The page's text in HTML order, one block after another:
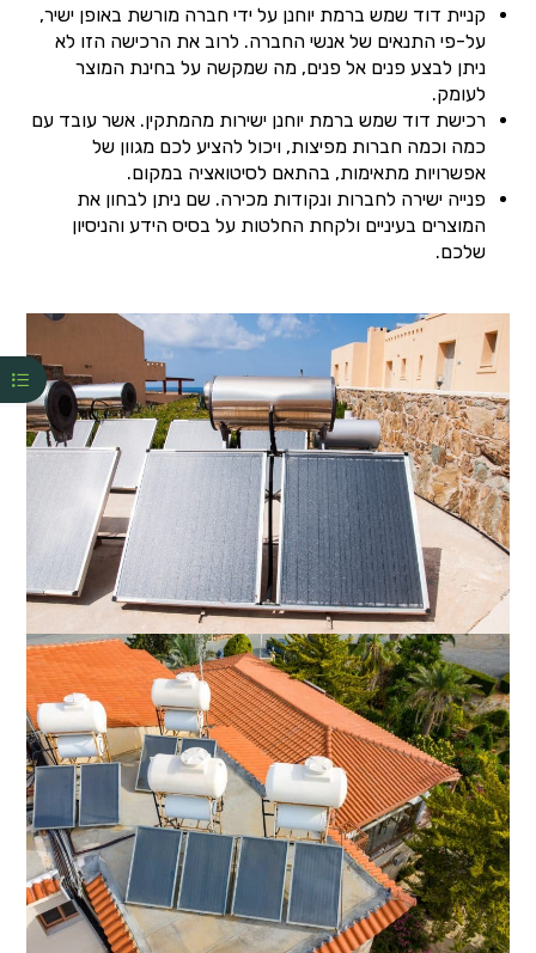
קניית דוד שמש ברמת יוחנן על ידי חברה מורשת באופן ישיר,
על-פי התנאים של אנשי החברה. לרוב את הרכישה הזו לא
ניתן לבצע פנים אל פנים, מה שמקשה על בחינת המוצר
לעומק.
רכישת דוד שמש ברמת יוחנן ישירות מהמתקין. אשר עובד עם
כמה וכמה חברות מפיצות, ויכול להציע לכם מגוון של
אפשרויות מתאימות, בהתאם לסיטואציה במקום.
פנייה ישירה לחברות ונקודות מכירה. שם ניתן לבחון את
המוצרים בעיניים ולקחת החלטות על בסיס הידע והניסיון
שלכם.